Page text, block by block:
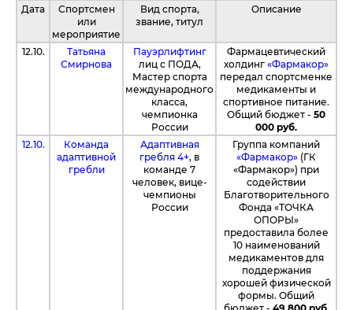
Дата
Спортсмен
или
мероприятие
Вид спорта,
звание, титул
Описание
12.10.
Татьяна
Смирнова
Пауэрлифтинг
лиц c ПОДА,
Мастер спорта
международного
класса,
чемпионка
России
Фармацевтический
холдинг«Фармакор»
передал спортсменке
медикаменты и
спортивное питание.
Общий бюджет - 50
000 руб.
12.10.
Команда
адаптивной
гребли
Адаптивная
гребля 4+, в
команде 7
человек, вице-
чемпионы
России
Группа компаний
«Фармакор» (ГК
«Фармакор») при
содействии
Благотворительного
Фонда «ТОЧКА
ОПОРЫ»
предоставила более
10 наименований
медикаментов для
поддержания
хорошей физической
формы. Общий